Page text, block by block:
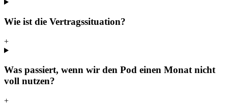
Wie ist die Vertragssituation?
+
Was passiert, wenn wir den Pod einen Monat nicht
voll nutzen?
+